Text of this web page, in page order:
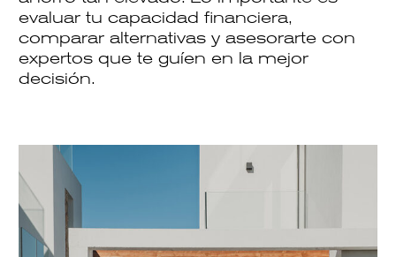
evaluar tu capacidad financiera,
comparar alternativas y asesorarte con
expertos que te guíen en la mejor
decisión.